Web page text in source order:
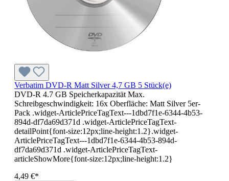
Verbatim DVD-R Matt Silver 4,7 GB 5 Stück(e)
DVD-R 4.7 GB Speicherkapazität Max.
Schreibgeschwindigkeit: 16x Oberfläche: Matt Silver 5er-
Pack .widget-ArticlePriceTagText---1dbd7f1e-6344-4b53-
894d-df7da69d371d .widget-ArticlePriceTagText-
detailPoint{font-size:12px;line-height:1.2}.widget-
ArticlePriceTagText---1dbd7f1e-6344-4b53-894d-
df7da69d371d .widget-ArticlePriceTagText-
articleShowMore{font-size:12px;line-height:1.2}
4,49 €*